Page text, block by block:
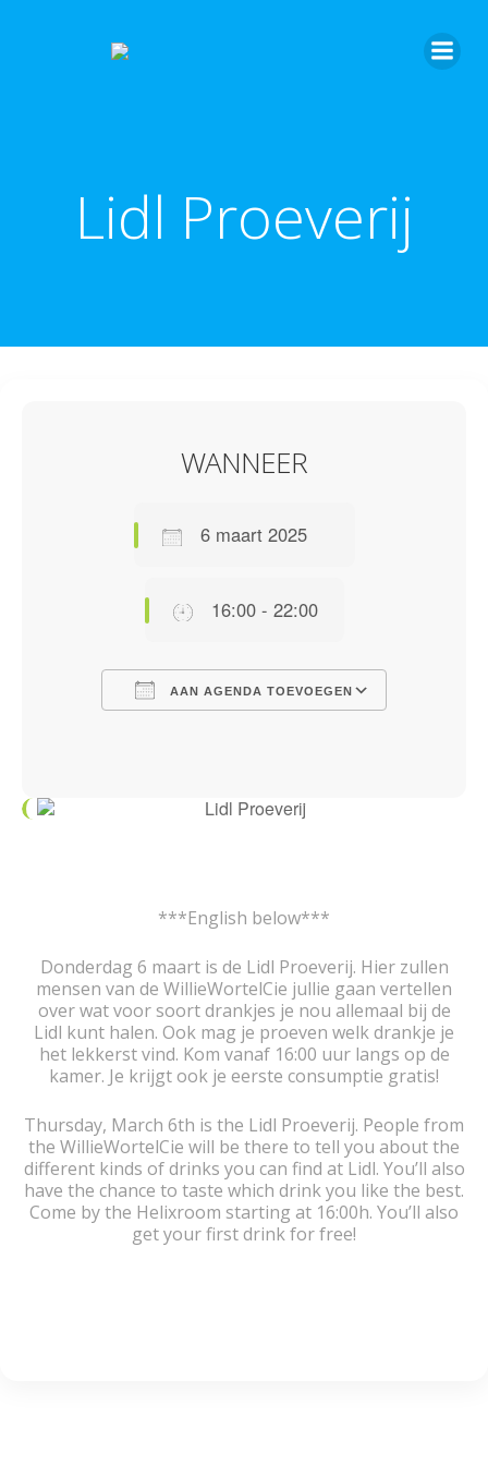
Lidl Proeverij
WANNEER
6 maart 2025
16:00 - 22:00
AAN AGENDA TOEVOEGEN
***English below***
Donderdag 6 maart is de Lidl Proeverij. Hier zullen
mensen van de WillieWortelCie jullie gaan vertellen
over wat voor soort drankjes je nou allemaal bij de
Lidl kunt halen. Ook mag je proeven welk drankje je
het lekkerst vind. Kom vanaf 16:00 uur langs op de
kamer. Je krijgt ook je eerste consumptie gratis!
Thursday, March 6th is the Lidl Proeverij. People from
the WillieWortelCie will be there to tell you about the
different kinds of drinks you can find at Lidl. You’ll also
have the chance to taste which drink you like the best.
Come by the Helixroom starting at 16:00h. You’ll also
get your first drink for free!